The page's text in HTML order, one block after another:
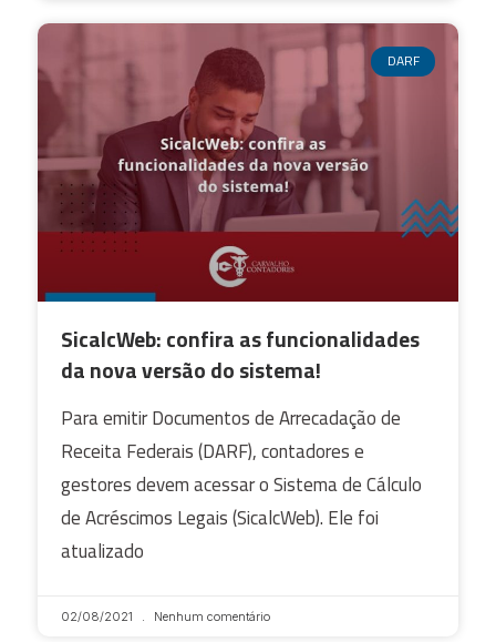
DARF
SicalcWeb: confira as funcionalidades
da nova versão do sistema!
Para emitir Documentos de Arrecadação de
Receita Federais (DARF), contadores e
gestores devem acessar o Sistema de Cálculo
de Acréscimos Legais (SicalcWeb). Ele foi
atualizado
02/08/2021 Nenhum comentário